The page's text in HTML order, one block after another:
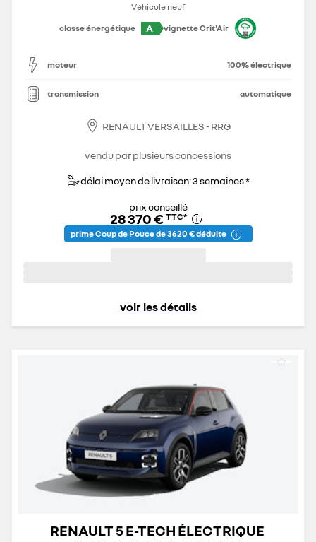
Véhicule neuf
classe énergétique
A vignette Crit'Air
moteur 100% électrique
transmission automatique
RENAULT VERSAILLES - RRG
vendu par plusieurs concessions
délai moyen de livraison: 3 semaines *
prix conseillé
28 370 € TTC*
prime Coup de Pouce de 3 620 € déduite
voir les détails
RENAULT 5 E-TECH ÉLECTRIQUE